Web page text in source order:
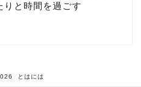
りと時間を過ごす
とはには